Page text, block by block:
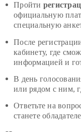
Пройти
официальную
специальную
После
кабинету, где
информацией и
В день
или рядом с ним,
Ответьте на
станете